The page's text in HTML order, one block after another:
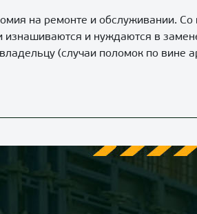
на ремонте и обслуживании.
изнашиваются и нуждаются в
(случаи поломок по вине